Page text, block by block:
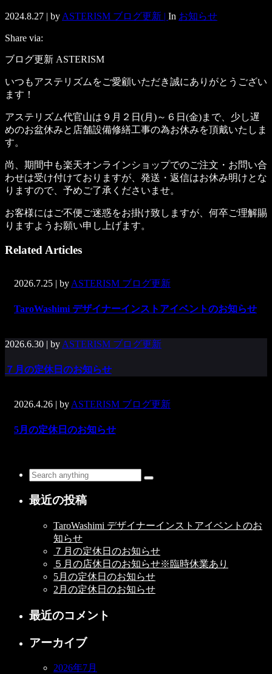
2024.8.27 | by ASTERISM ブログ更新 | In お知らせ
Share via:
ブログ更新 ASTERISM
いつもアステリズムをご愛顧いただき誠にありがとうござい
ます！
アステリズム代官山は９月２日(月)～６日(金)まで、少し遅
めのお盆休みと店舗設備修繕工事の為お休みを頂戴いたしま
す。
尚、期間中も楽天オンラインショップでのご注文・お問い合
わせは受け付けておりますが、発送・返信はお休み明けとな
りますので、予めご了承くださいませ。
お客様にはご不便ご迷惑をお掛け致しますが、何卒ご理解賜
りますようお願い申し上げます。
Related Articles
2026.7.25 | by ASTERISM ブログ更新
TaroWashimi デザイナーインストアイベントのお知らせ
2026.6.30 | by ASTERISM ブログ更新
７月の定休日のお知らせ
2026.4.26 | by ASTERISM ブログ更新
5月の定休日のお知らせ
最近の投稿
TaroWashimi デザイナーインストアイベントのお
知らせ
７月の定休日のお知らせ
５月の店休日のお知らせ※臨時休業あり
5月の定休日のお知らせ
2月の定休日のお知らせ
最近のコメント
アーカイブ
2026年7月